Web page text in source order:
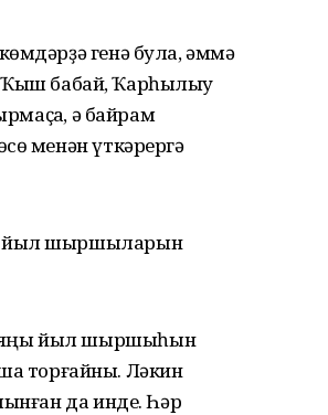
генә була, әммә
Ҡыш бабай, Ҡарһылыу
ә байрам
менән үткәрергә
йыл шыршыларын
яңы йыл шыршыһын
торғайны. Ләкин
да инде. Һәр